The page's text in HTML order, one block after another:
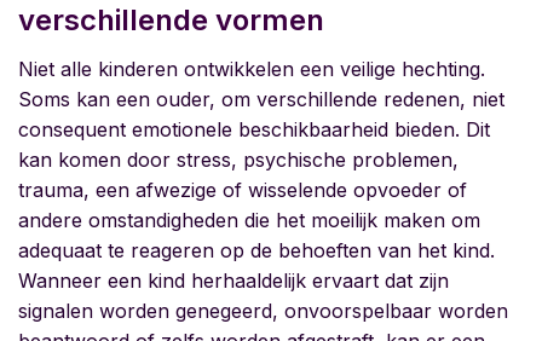
verschillende vormen
Niet alle kinderen ontwikkelen een veilige hechting.
Soms kan een ouder, om verschillende redenen, niet
consequent emotionele beschikbaarheid bieden. Dit
kan komen door stress, psychische problemen,
trauma, een afwezige of wisselende opvoeder of
andere omstandigheden die het moeilijk maken om
adequaat te reageren op de behoeften van het kind.
Wanneer een kind herhaaldelijk ervaart dat zijn
signalen worden genegeerd, onvoorspelbaar worden